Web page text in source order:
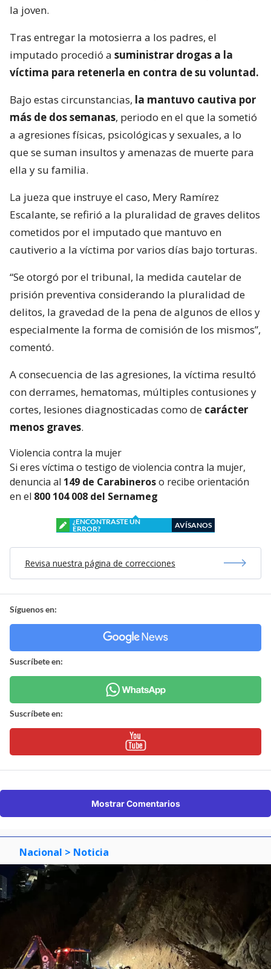
la joven.
Tras entregar la motosierra a los padres, el
imputado procedió a suministrar drogas a la
víctima para retenerla en contra de su voluntad.
Bajo estas circunstancias, la mantuvo cautiva por
más de dos semanas, periodo en el que la sometió
a agresiones físicas, psicológicas y sexuales, a lo
que se suman insultos y amenazas de muerte para
ella y su familia.
La jueza que instruye el caso, Mery Ramírez
Escalante, se refirió a la pluralidad de graves delitos
cometidos por el imputado que mantuvo en
cautiverio a la víctima por varios días bajo torturas.
“Se otorgó por el tribunal, la medida cautelar de
prisión preventiva considerando la pluralidad de
delitos, la gravedad de la pena de algunos de ellos y
especialmente la forma de comisión de los mismos”,
comentó.
A consecuencia de las agresiones, la víctima resultó
con derrames, hematomas, múltiples contusiones y
cortes, lesiones diagnosticadas como de carácter
menos graves.
Violencia contra la mujer
Si eres víctima o testigo de violencia contra la mujer,
denuncia al 149 de Carabineroso recibe orientación
en el 800 104 008 del Sernameg
¿ENCONTRASTE UN
ERROR?
AVÍSANOS
Revisa nuestra página de correcciones
Síguenos en:
Suscríbete en:
Suscríbete en:
Mostrar Comentarios
Nacional > Noticia